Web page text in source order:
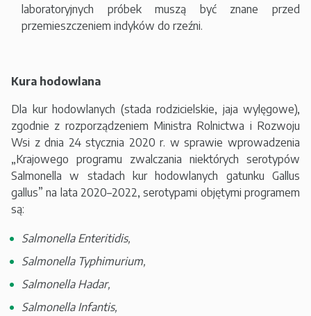
laboratoryjnych próbek muszą być znane przed
przemieszczeniem indyków do rzeźni.
Kura hodowlana
Dla kur hodowlanych (stada rodzicielskie, jaja wylęgowe),
zgodnie z rozporządzeniem Ministra Rolnictwa i Rozwoju
Wsi z dnia 24 stycznia 2020 r. w sprawie wprowadzenia
„Krajowego programu zwalczania niektórych serotypów
Salmonella w stadach kur hodowlanych gatunku Gallus
gallus” na lata 2020–2022, serotypami objętymi programem
są:
Salmonella Enteritidis,
Salmonella Typhimurium,
Salmonella Hadar,
Salmonella Infantis,